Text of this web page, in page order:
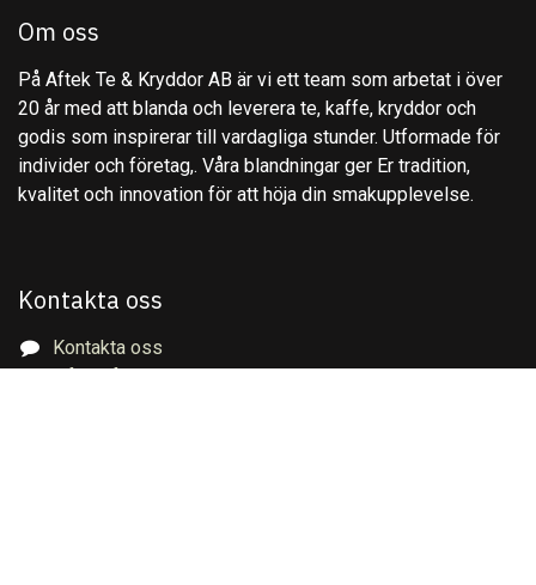
Om oss
På Aftek Te & Kryddor AB är vi ett team som arbetat i över
20 år med att blanda och leverera te, kaffe, kryddor och
godis som inspirerar till vardagliga stunder. Utformade för
individer och företag,. Våra blandningar ger Er tradition,
kvalitet och innovation för att höja din smakupplevelse.
Kontakta oss
Kontakta oss
info@aftek.se